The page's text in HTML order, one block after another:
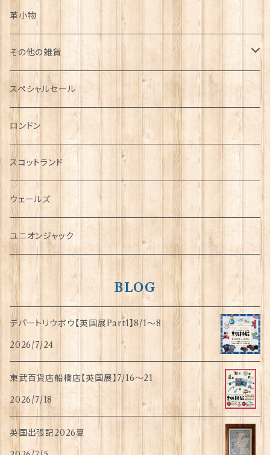
革小物
その他の雑貨
ミニカー
チャーム
犬グッズ
傘
指貫(シンブル)
スペシャルセール
ロンドン
スコットランド
ウェールズ
ユニオンジャック
BLOG
デパートリウボウ【英国展Part1】8/1〜8
2026/7/24
東武百貨店船橋店【英国展】7/16～21
2026/7/18
英国出張記2026夏